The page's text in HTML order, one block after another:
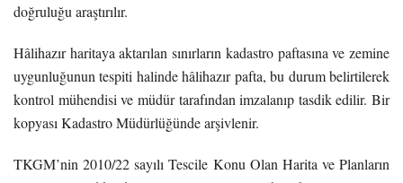
doğruluğu araştırılır.
Hâlihazır haritaya aktarılan sınırların kadastro paftasına ve zemine
uygunluğunun tespiti halinde hâlihazır pafta, bu durum belirtilerek
kontrol mühendisi ve müdür tarafından imzalanıp tasdik edilir. Bir
kopyası Kadastro Müdürlüğünde arşivlenir.
TKGM’nin 2010/22 sayılı Tescile Konu Olan Harita ve Planların